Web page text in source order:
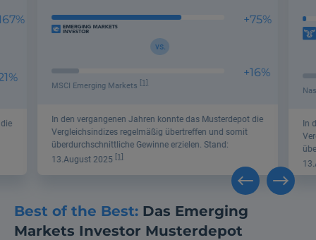
+75%
vs.
+16%
MSCI Emerging Markets [1]
In den vergangenen Jahren konnte das Musterdepot die
Vergleichsindizes regelmäßig übertreffen und somit
überdurchschnittliche Gewinne erzielen. Stand:
13.August 2025 [1]
In
Best of the Best: Das Emerging
Markets Investor Musterdepot